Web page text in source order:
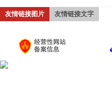
友情链接图片 友情链接文字